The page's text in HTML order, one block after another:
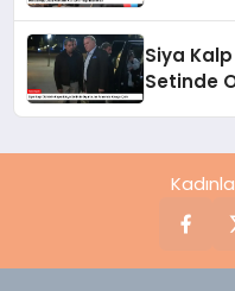
Siya
Setinde